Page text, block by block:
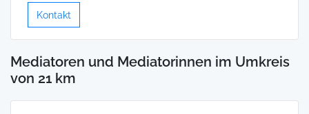
Kontakt
Mediatoren und Mediatorinnen im Umkreis
von 21 km